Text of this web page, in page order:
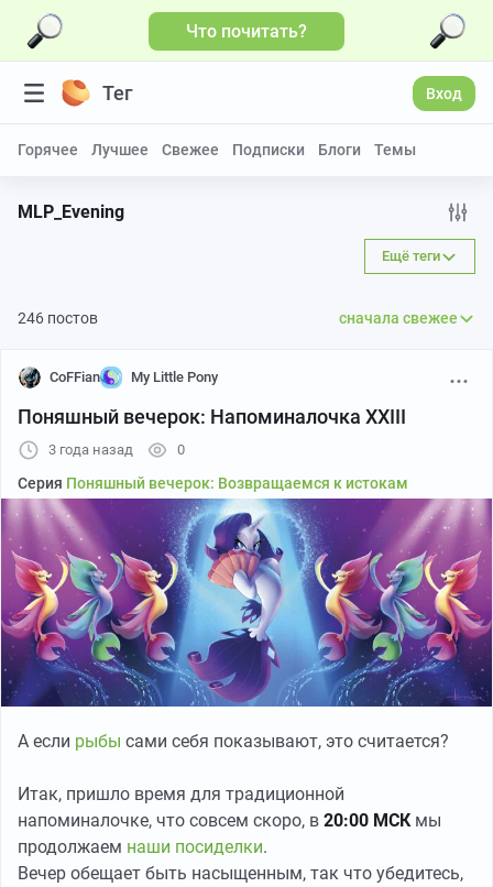
Что почитать?
Тег Вход
Горячее Лучшее Свежее Подписки Блоги Темы
MLP_Evening
Ещё теги
246 постов сначала свежее
CoFFian My Little Pony
Поняшный вечерок: Напоминалочка XXIII
3 года назад 0
Серия Поняшный вечерок: Возвращаемся к истокам
А если рыбы сами себя показывают, это считается?
Итак, пришло время для традиционной
напоминалочке, что совсем скоро, в 20:00 МСК мы
продолжаем наши посиделки.
Вечер обещает быть насыщенным, так что убедитесь,